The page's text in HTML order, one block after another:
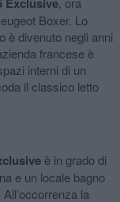
Boxer. Lo
è divenuto negli anni
francese è
interni di un
il classico letto
è in grado di
e un locale bagno
la